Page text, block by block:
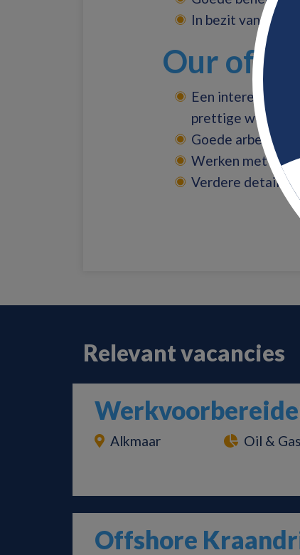
In bezit van
Our offer
Een interessante
prettige werksfeer
Goede
Werken met een
Verdere details
Relevant vacancies
Alkmaar Oil &
Offshore